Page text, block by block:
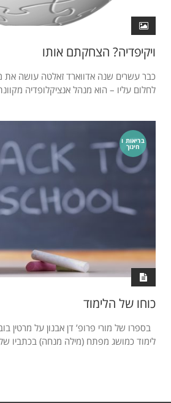
ויקיפדיה? הצחקתם אותו
כבר עשרים שנה אדווארד זאלטה עושה את
לחלום עליו – הוא מנהל אנציקלופדיה
בריאות ו
חינוך
כוחו של הלימוד
בספרו של מורי פרופ’ דן אבנון על מרטין
לימוד כמושג מפתח (מילה מנחה) בכתביו